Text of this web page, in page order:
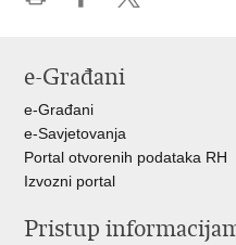
Facebooku
X-
e-Građani
e-Građani
e-Savjetovanja
Portal otvorenih podataka RH
Izvozni portal
Pristup